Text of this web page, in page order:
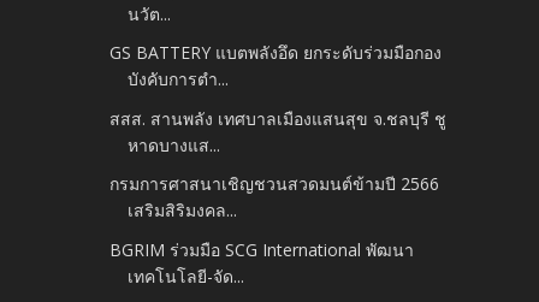
นวัต...
GS BATTERY แบตพลังอึด ยกระดับร่วมมือกอง
บังคับการตำ...
สสส. สานพลัง เทศบาลเมืองแสนสุข จ.ชลบุรี ชู
หาดบางแส...
กรมการศาสนาเชิญชวนสวดมนต์ข้ามปี 2566
เสริมสิริมงคล...
BGRIM ร่วมมือ SCG International พัฒนา
เทคโนโลยี-จัด...